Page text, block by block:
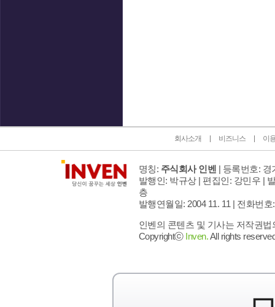
회사소개 비즈니스 이
명칭: 주식회사 인벤 | 등록번호: 경
발행인: 박규상 | 편집인: 강민우 |
층
발행연월일: 2004 11. 11 | 전화번호
인벤의 콘텐츠 및 기사는 저작권
Copyrightⓒ Inven.All rights